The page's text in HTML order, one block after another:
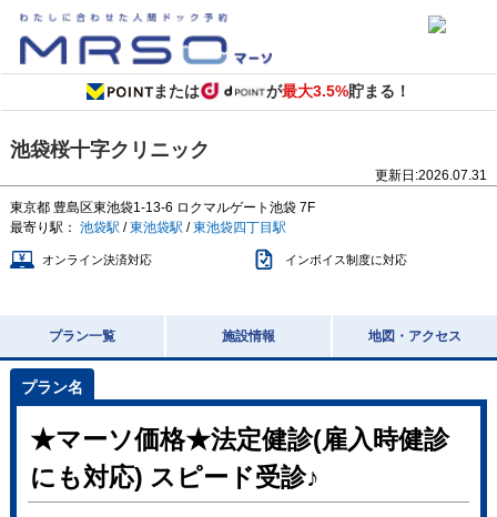
または が最大3.5%貯まる！
池袋桜十字クリニック
更新日:2026.07.31
東京都 豊島区東池袋1-13-6 ロクマルゲート池袋 7F
最寄り駅： 池袋駅 /東池袋駅 /東池袋四丁目駅
オンライン決済対応 インボイス制度に対応
プラン一覧 施設情報 地図・アクセス
★マーソ価格★法定健診(雇入時健診
にも対応) スピード受診♪